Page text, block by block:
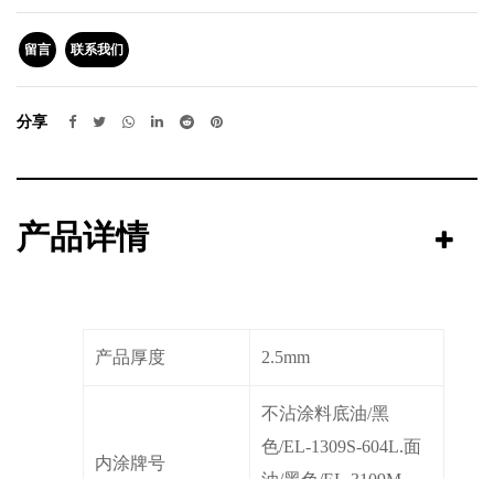
留言 联系我们
分享
产品详情
产品厚度 2.5mm
内涂牌号
不沾涂料底油/黑
色/EL-1309S-604L.面